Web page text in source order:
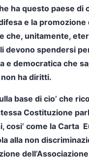
ha questo paese di
e la
che, unitamente,
devono spendersi
e democratica che
ha diritti.
base di cio’ che
Costituzione
cosi’ come la Carta
alla non